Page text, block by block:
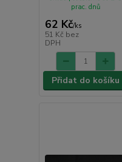
62 Kč/ks
51 Kč bez
DPH
prac. dnů
Přidat do košíku